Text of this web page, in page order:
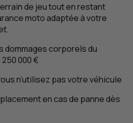
de jeu tout en restant
moto adaptée à votre
dommages corporels du
000 €
n’utilisez pas votre véhicule
en cas de panne dès